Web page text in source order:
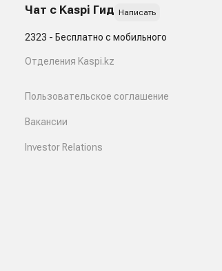
Чат с Kaspi Гид Написать
2323 - Бесплатно с мобильного
Отделения Kaspi.kz
Пользовательское соглашение
Вакансии
Investor Relations